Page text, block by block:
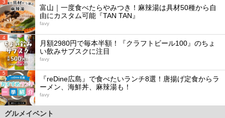
3
富山｜一度食べたらやみつき！麻辣湯は具材50種から自
由にカスタム可能『TAN TAN』
favy
4
月額2980円で毎本半額！『クラフトビール100』のちょ
い飲みサブスクに注目
favy
5
『reDine広島』で食べたいランチ8選！唐揚げ定食からラ
ーメン、海鮮丼、麻辣湯も！
favy
グルメイベント